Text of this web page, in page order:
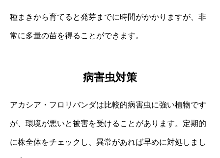
種まきから育てると発芽までに時間がかかりますが、非
常に多量の苗を得ることができます。
病害虫対策
アカシア・フロリバンダは比較的病害虫に強い植物です
が、環境が悪いと被害を受けることがあります。定期的
に株全体をチェックし、異常があれば早めに対処しまし